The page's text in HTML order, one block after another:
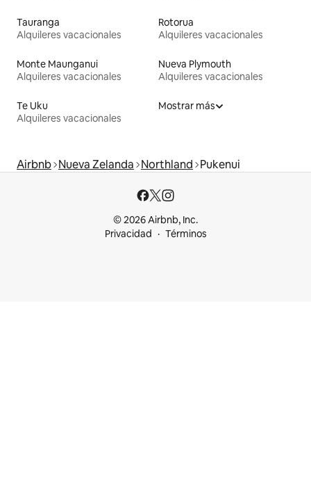
Tauranga
Alquileres vacacionales
Rotorua
Alquileres vacacionales
Monte Maunganui
Alquileres vacacionales
Nueva Plymouth
Alquileres vacacionales
Te Uku
Alquileres vacacionales
Mostrar más
Airbnb Nueva Zelanda Northland Pukenui
© 2026 Airbnb, Inc.
Privacidad
Términos